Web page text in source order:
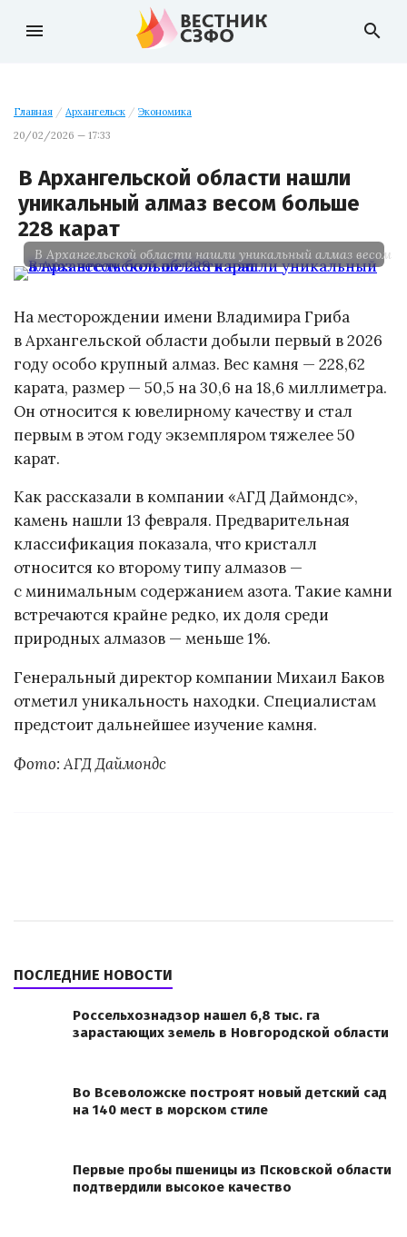
menu search
Главная / Архангельск / Экономика
20/02/2026 — 17:33
В Архангельской области нашли
уникальный алмаз весом больше
228 карат
В Архангельской области нашли уникальный алмаз весом
На месторождении имени Владимира Гриба
в Архангельской области добыли первый в 2026
году особо крупный алмаз. Вес камня — 228,62
карата, размер — 50,5 на 30,6 на 18,6 миллиметра.
Он относится к ювелирному качеству и стал
первым в этом году экземпляром тяжелее 50
карат.
Как рассказали в компании «АГД Даймондс»,
камень нашли 13 февраля. Предварительная
классификация показала, что кристалл
относится ко второму типу алмазов —
с минимальным содержанием азота. Такие камни
встречаются крайне редко, их доля среди
природных алмазов — меньше 1%.
Генеральный директор компании Михаил Баков
отметил уникальность находки. Специалистам
предстоит дальнейшее изучение камня.
Фото: АГД Даймондс
ПОСЛЕДНИЕ НОВОСТИ
Россельхознадзор нашел 6,8 тыс. га
зарастающих земель в Новгородской области
Во Всеволожске построят новый детский сад
на 140 мест в морском стиле
Первые пробы пшеницы из Псковской области
подтвердили высокое качество